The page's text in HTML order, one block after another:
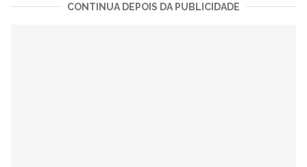
CONTINUA DEPOIS DA PUBLICIDADE